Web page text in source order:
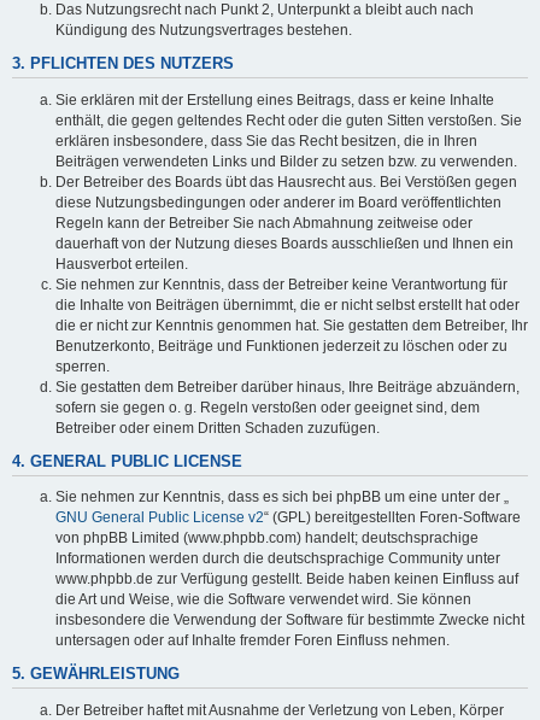
Das Nutzungsrecht nach Punkt 2, Unterpunkt a bleibt auch nach
Kündigung des Nutzungsvertrages bestehen.
3. PFLICHTEN DES NUTZERS
Sie erklären mit der Erstellung eines Beitrags, dass er keine Inhalte
enthält, die gegen geltendes Recht oder die guten Sitten verstoßen. Sie
erklären insbesondere, dass Sie das Recht besitzen, die in Ihren
Beiträgen verwendeten Links und Bilder zu setzen bzw. zu verwenden.
Der Betreiber des Boards übt das Hausrecht aus. Bei Verstößen gegen
diese Nutzungsbedingungen oder anderer im Board veröffentlichten
Regeln kann der Betreiber Sie nach Abmahnung zeitweise oder
dauerhaft von der Nutzung dieses Boards ausschließen und Ihnen ein
Hausverbot erteilen.
Sie nehmen zur Kenntnis, dass der Betreiber keine Verantwortung für
die Inhalte von Beiträgen übernimmt, die er nicht selbst erstellt hat oder
die er nicht zur Kenntnis genommen hat. Sie gestatten dem Betreiber, Ihr
Benutzerkonto, Beiträge und Funktionen jederzeit zu löschen oder zu
sperren.
Sie gestatten dem Betreiber darüber hinaus, Ihre Beiträge abzuändern,
sofern sie gegen o. g. Regeln verstoßen oder geeignet sind, dem
Betreiber oder einem Dritten Schaden zuzufügen.
4. GENERAL PUBLIC LICENSE
Sie nehmen zur Kenntnis, dass es sich bei phpBB um eine unter der „
GNU General Public License v2“ (GPL) bereitgestellten Foren-Software
von phpBB Limited (www.phpbb.com) handelt; deutschsprachige
Informationen werden durch die deutschsprachige Community unter
www.phpbb.de zur Verfügung gestellt. Beide haben keinen Einfluss auf
die Art und Weise, wie die Software verwendet wird. Sie können
insbesondere die Verwendung der Software für bestimmte Zwecke nicht
untersagen oder auf Inhalte fremder Foren Einfluss nehmen.
5. GEWÄHRLEISTUNG
Der Betreiber haftet mit Ausnahme der Verletzung von Leben, Körper